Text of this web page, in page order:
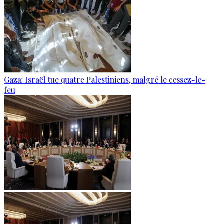
Gaza: Israël tue quatre Palestiniens, malgré le cessez-le-
feu